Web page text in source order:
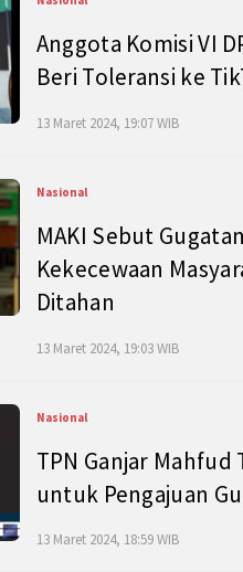
Anggota Komisi VI
Beri Toleransi ke
13 Maret 2024, 19:07 WIB
Nasional
MAKI Sebut
Kekecewaan
Ditahan
13 Maret 2024, 19:03 WIB
Nasional
TPN Ganjar
untuk Pengajuan
13 Maret 2024, 18:59 WIB